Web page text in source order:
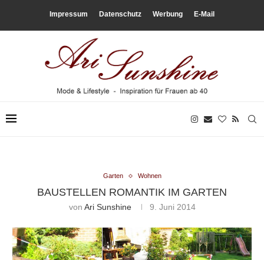
Impressum Datenschutz Werbung E-Mail
Garten Wohnen
BAUSTELLEN ROMANTIK IM GARTEN
von Ari Sunshine 9. Juni 2014